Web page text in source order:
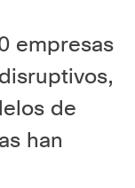
empresas
de
han